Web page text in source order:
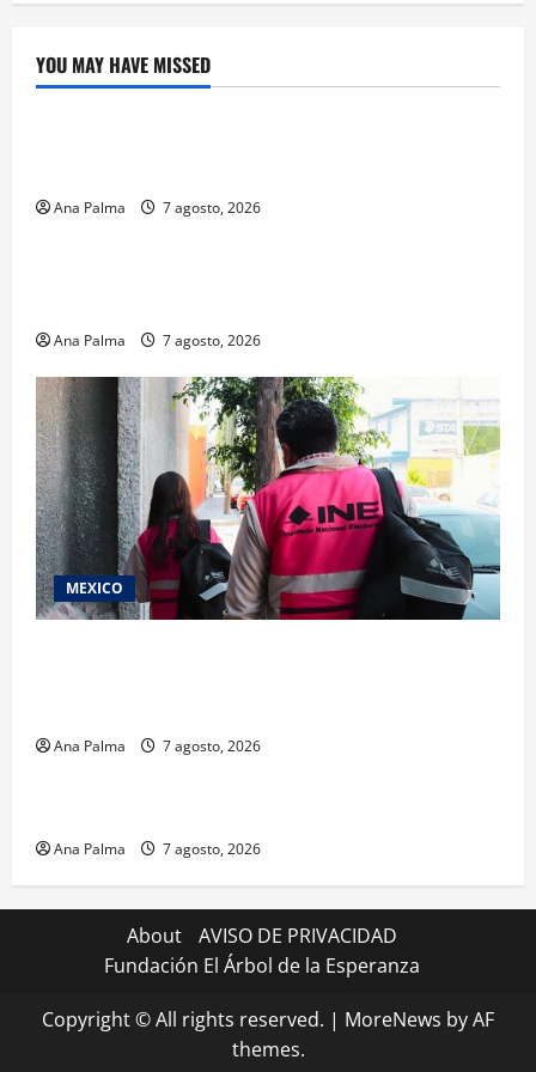
YOU MAY HAVE MISSED
Crítica de Cine
Ana Palma 7 agosto, 2026
Educación
Ana Palma 7 agosto, 2026
MEXICO
Ana Palma 7 agosto, 2026
Estados Portada
Ana Palma 7 agosto, 2026
About
AVISO DE PRIVACIDAD
Fundación El Árbol de la Esperanza
Copyright © All rights reserved. | MoreNews by AF
themes.